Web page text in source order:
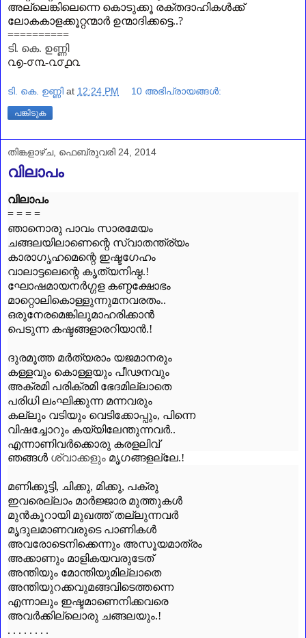
അല്ലെങ്കിലെന്നെ കൊടുക്കൂ രക്തദാഹികൾക്ക്‌
ലോകകാളക്കൂറ്റന്മാർ ഉന്മാദിക്കട്ടെ..?
==========
ടി. കെ. ഉണ്ണി
൨൭-൦൩-൨൦൧൨
ടി. കെ. ഉണ്ണി at 12:24 PM 10 അഭിപ്രായങ്ങൾ:
പങ്കിടുക
തിങ്കളാഴ്‌ച, ഫെബ്രുവരി 24, 2014
വിലാപം
വിലാപം
= = = =
ഞാനൊരു പാവം സാരമേയം
ചങ്ങലയിലാണെന്റെ സ്വാതന്ത്ര്യം
കാരാഗൃഹമെന്റെ ഇഷ്ടഗേഹം
വാലാട്ടലെന്റെ കൃത്യനിഷ്ഠ.!
ഘോഷമായനർഗ്ഗള കണ്ഠക്ഷോഭം
മാറ്റൊലികൊള്ളുന്നുമനവരതം..
ഒരുനേരമെങ്കിലുമാഹരിക്കാൻ
പെടുന്ന കഷ്ടങ്ങളാരറിയാൻ.!
ദുരമൂത്ത മർത്യരാം യജമാനരും
കള്ളവും കൊള്ളയും പീഢനവും
അക്രമി പരിക്രമി ഭേദമില്ലാതെ
പരിധി ലംഘിക്കുന്ന മന്നവരും
കല്ലും വടിയും വെടിക്കോപ്പും, പിന്നെ
വിഷച്ചോറും കയ്യിലേന്തുന്നവർ..
എന്നാണിവർക്കൊരു കരളലിവ്
ഞങ്ങൾ ശ്വാക്കളും മൃഗങ്ങളല്ലേ.!
മണിക്കുട്ടി, ചിക്കു, മിക്കു, പക്രു
ഇവരെല്ലാം മാർജ്ജാര മുത്തുകൾ
മുൻകൂറായി മുഖത്ത് തല്ലുന്നവർ
മൃദുലമാണവരുടെ പാണികൾ
അവരോടെനിക്കെന്നും അസൂയമാത്രം
അക്കാണും മാളികയവരുടേത്
അന്തിയും മോന്തിയുമില്ലാതെ
അന്തിയുറക്കവുമങ്ങവിടെത്തന്നെ
എന്നാലും ഇഷ്ടമാണെനിക്കവരെ
അവർക്കില്ലൊരു ചങ്ങലയും.!
. . . . . . . .